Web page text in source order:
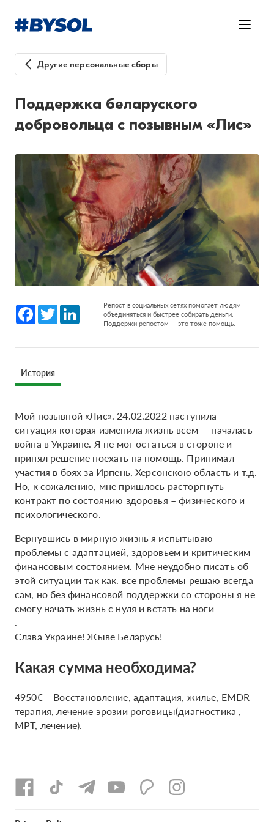
Другие персональные сборы
Поддержка беларуского
добровольца с позывным «Лис»
Facebook
Twitter LinkedInРепост в социальных сетях помогает людям
объединяться и быстрее собирать деньги.
Поддержи репостом — это тоже помощь.
История
Мой позывной «Лис». 24.02.2022 наступила
ситуация которая изменила жизнь всем – началась
война в Украине. Я не мог остаться в стороне и
принял решение поехать на помощь. Принимал
участия в боях за Ирпень, Херсонскою область и т.д.
Но, к сожалению, мне пришлось расторгнуть
контракт по состоянию здоровья – физического и
психологического.
Вернувшись в мирную жизнь я испытываю
проблемы с адаптацией, здоровьем и критическим
финансовым состоянием. Мне неудобно писать об
этой ситуации так как. все проблемы решаю всегда
сам, но без финансовой поддержки со стороны я не
смогу начать жизнь с нуля и встать на ноги
.
Слава Украине! Жыве Беларусь!
Какая сумма необходима?
4950€ – Восстановление, адаптация, жилье, EMDR
терапия, лечение эрозии роговицы(диагностика ,
МРТ, лечение).